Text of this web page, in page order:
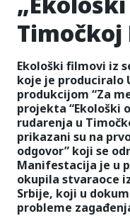
Timočkoj
Ekološki filmovi iz
koje je produciralo
produkcijom “Za
projekta “Ekološki
rudarenja u
prikazani su na
odgovor” koji se
Manifestacija je u
okupila stvaraoce
Srbije, koji u
probleme